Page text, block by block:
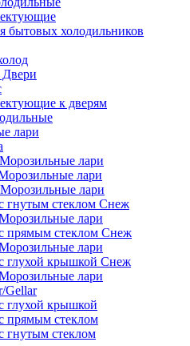
бытовых холодильников
Двери
к дверям
лари
лари
лари
лари
гнутым стеклом Снеж
лари
прямым стеклом Снеж
лари
глухой крышкой Снеж
лари
Gellar
глухой крышкой
прямым стеклом
гнутым стеклом